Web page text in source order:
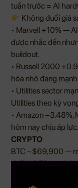
tuần trước = AI
Không đuổi giá
• Marvell +10% —
được nhắc đến
buildout.
• Russell 2000
hóa nhỏ đang
• Utilities sector
Utilities theo kỳ
• Amazon −3.48%,
hôm nay chịu áp
CRYPTO
BTC ~$69,900 —
từ 7/4. BTC đã phá
0.5 tại $71,305.